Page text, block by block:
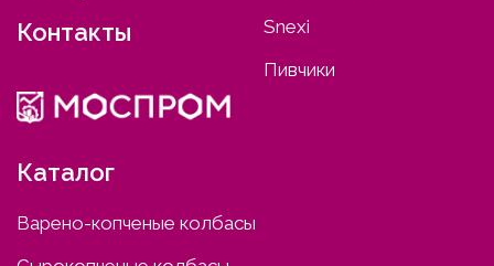
Контакты
Snexi
Пивчики
Каталог
Варено-копченые колбасы